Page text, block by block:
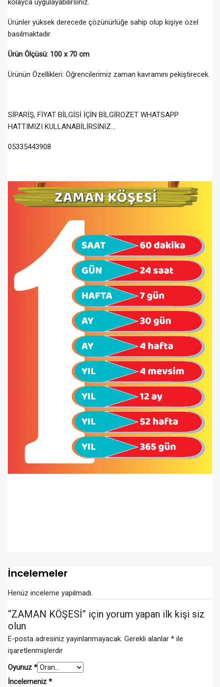
kolayca uygulayabilirsiniz.
Ürünler yüksek derecede çözünürlüğe sahip olup kişiye özel
basılmaktadır.
Ürün Ölçüsü: 100 x 70 cm
Ürünün Özellikleri: Öğrencilerimiz zaman kavramını pekiştirecek.
SİPARİŞ, FİYAT BİLGİSİ İÇİN BİLGİROZET WHATSAPP
HATTIMIZI KULLANABİLİRSİNİZ…
05335443908
İncelemeler
Henüz inceleme yapılmadı.
“ZAMAN KÖŞESİ” için yorum yapan ilk kişi siz
olun
E-posta adresiniz yayınlanmayacak. Gerekli alanlar * ile
işaretlenmişlerdir
Oyunuz *
İncelemeniz *